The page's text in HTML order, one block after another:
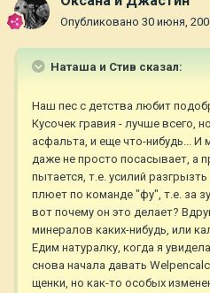
Опубликовано 30 июня,
Наташа и Стив сказал:
Наш пес с детства любит
Кусочек гравия - лучше всего,
асфальта, и еще что-нибудь... И
даже не просто посасывает, а
пытается, т.е. усилий
плюет по команде "фу", т.е. за
вот почему он это делает?
минералов каких-нибудь, или
Едим натуралку, когда я
снова начала давать
щенки, но как-то особых